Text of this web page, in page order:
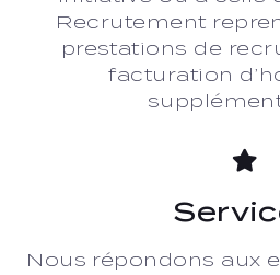
Recrutement
prestations de
facturation
Nous répondons aux